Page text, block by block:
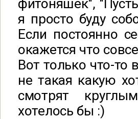
фитоняшек",
я просто буду
Если постоянно
окажется что
Вот только что-то
не такая какую
смотрят
хотелось бы :)